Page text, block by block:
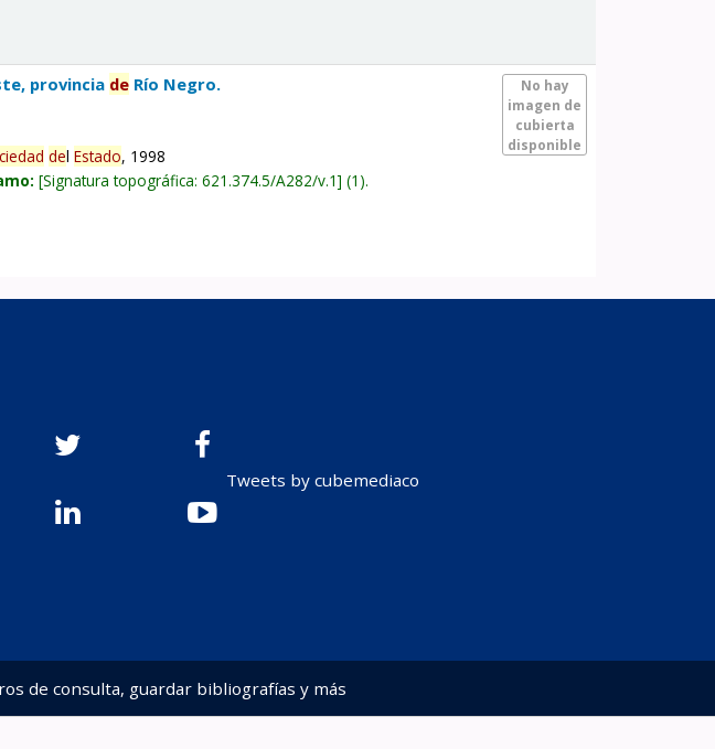
No hay
imagen de
cubierta
disponible
provincia de Río Negro.
delEstado, 1998
Signatura topográfica:621.374.5/A282/v.1 (1).
Tweets by cubemediaco
de consulta, guardar bibliografías y más